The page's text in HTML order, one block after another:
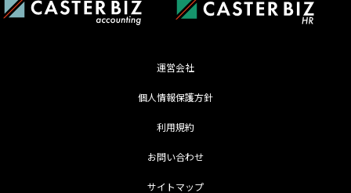
運営会社
個人情報保護方針
利用規約
お問い合わせ
サイトマップ